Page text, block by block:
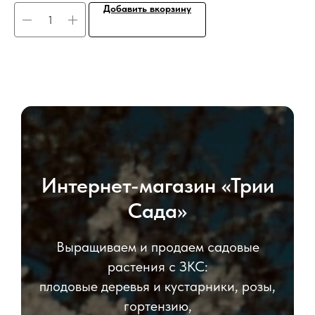
Добавить вкорзину
Интернет-магазин «Трии
Сада»
Выращиваем и продаем садовые
растения с ЗКС:
плодовые деревья и кустарники, розы,
гортензию,